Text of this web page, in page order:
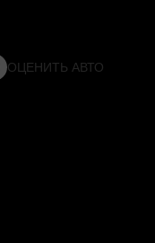
ОЦЕНИТЬ АВТО